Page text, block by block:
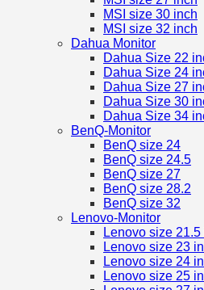
MSI size 30 inch
MSI size 32 inch
Dahua Monitor
Dahua Size 22
Dahua Size 24
Dahua Size 27
Dahua Size 30
Dahua Size 34
BenQ-Monitor
BenQ size 24
BenQ size 24.5
BenQ size 27
BenQ size 28.2
BenQ size 32
Lenovo-Monitor
Lenovo size 21.5
Lenovo size 23
Lenovo size 24
Lenovo size 25